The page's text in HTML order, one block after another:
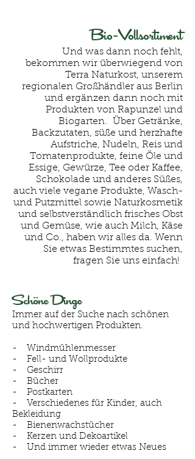
Bio-Vollsortiment
Und was dann noch fehlt,
bekommen wir überwiegend von
Terra Naturkost, unserem
regionalen Großhändler aus Berlin
und ergänzen dann noch mit
Produkten von Rapunzel und
Biogarten. Über Getränke,
Backzutaten, süße und herzhafte
Aufstriche, Nudeln, Reis und
Tomatenprodukte, feine Öle und
Essige, Gewürze, Tee oder Kaffee,
Schokolade und anderes Süßes,
auch viele vegane Produkte, Wasch-
und Putzmittel sowie Naturkosmetik
und selbstverständlich frisches Obst
und Gemüse, wie auch Milch, Käse
und Co., haben wir alles da. Wenn
Sie etwas Bestimmtes suchen,
fragen Sie uns einfach!
Schöne Dinge
Immer auf der Suche nach schönen
und hochwertigen Produkten.
- Windmühlenmesser
- Fell- und Wollprodukte
- Geschirr
- Bücher
- Postkarten
- Verschiedenes für Kinder, auch
Bekleidung
- Bienenwachstücher
- Kerzen und Dekoartikel
- Und immer wieder etwas Neues